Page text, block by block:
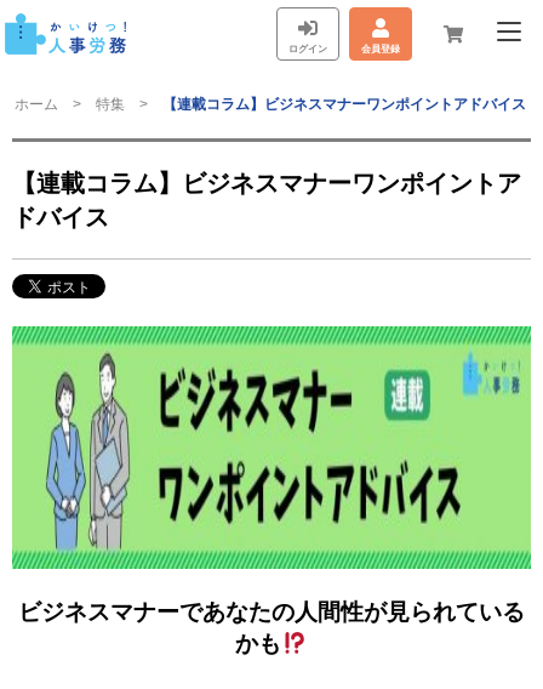
ログイン 会員登録
ホーム 特集 【連載コラム】ビジネスマナーワンポイントアドバイス
【連載コラム】ビジネスマナーワンポイントア
ドバイス
ビジネスマナーであなたの人間性が見られている
かも